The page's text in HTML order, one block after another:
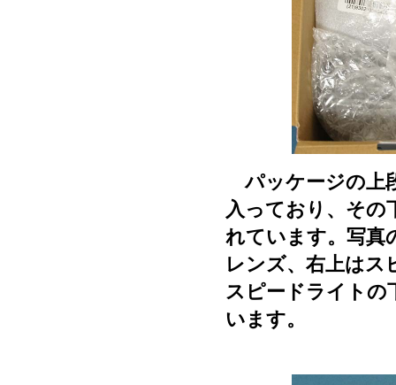
パッケージの上
入っており、その
れています。写真
レンズ、右上はス
スピードライトの
います。